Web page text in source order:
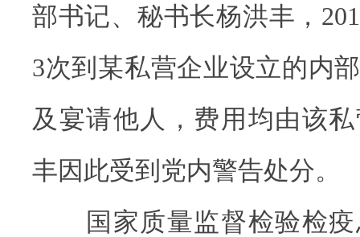
部书记、秘书长杨洪丰，
3次到某私营企业设立的内
及宴请他人，费用均由该
丰因此受到党内警告处分。
国家质量监督检验检疫